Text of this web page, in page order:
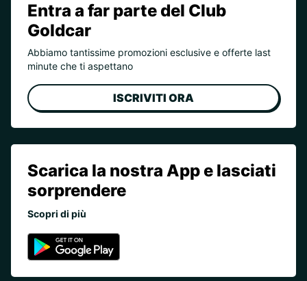
Entra a far parte del Club
Goldcar
Abbiamo tantissime promozioni esclusive e offerte last
minute che ti aspettano
ISCRIVITI ORA
Scarica la nostra App e lasciati
sorprendere
Scopri di più